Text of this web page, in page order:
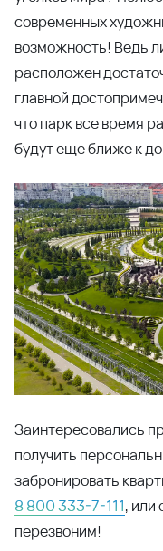
современных
возможность! Ведь
расположен
главной
что парк все время
будут еще ближе к
Заинтересовались
получить
забронировать
8 800 333-7-111, или
перезвоним!